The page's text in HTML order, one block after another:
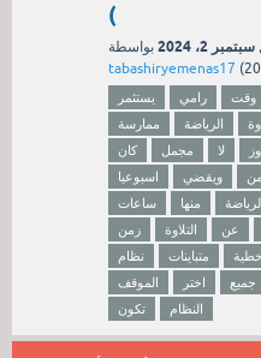
)
سبتمبر 2، 2024
بواسطة
tabashiryemenas17 (
يستثمر رامي وقت
ممارسة
الرياضة
كان
مجمل لا
اسبوعيا
ويقضي من
ساعات
منها
زمن
التلاوة عن
نظام
متباينات خطية
الموقف
اختر جميع
تكون
النظام